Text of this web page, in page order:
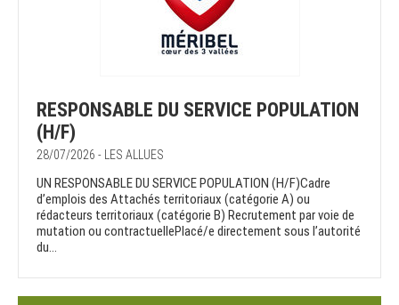
RESPONSABLE DU SERVICE POPULATION
(H/F)
28/07/2026 - LES ALLUES
UN RESPONSABLE DU SERVICE POPULATION (H/F)Cadre
d’emplois des Attachés territoriaux (catégorie A) ou
rédacteurs territoriaux (catégorie B) Recrutement par voie de
mutation ou contractuellePlacé/e directement sous l’autorité
du...